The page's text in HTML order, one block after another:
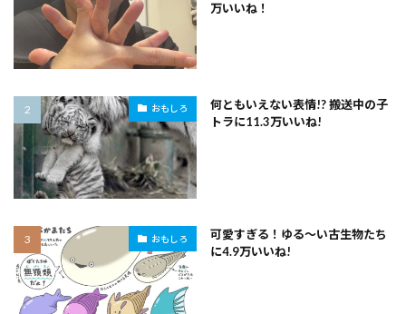
万いいね！
おもしろ
何ともいえない表情!? 搬送中の子
トラに11.3万いいね!
おもしろ
可愛すぎる！ゆる～い古生物たち
に4.9万いいね!